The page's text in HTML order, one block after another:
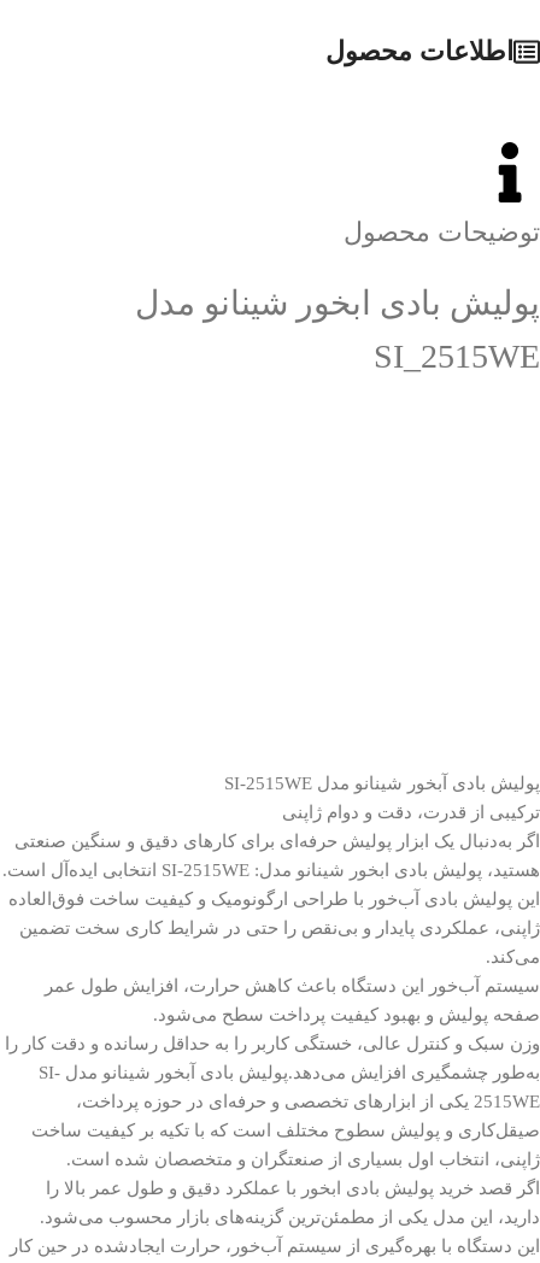
توضیحات محصول
پولیش بادی ابخور شینانو مدل
SI_2515WE
پولیش بادی آبخور شینانو مدل SI-2515WE
ترکیبی از قدرت، دقت و دوام ژاپنی
اگر به‌دنبال یک ابزار پولیش حرفه‌ای برای کارهای دقیق و سنگین صنعتی
هستید، پولیش بادی ابخور شینانو مدل: SI-2515WE انتخابی ایده‌آل است.
این پولیش بادی آب‌خور با طراحی ارگونومیک و کیفیت ساخت فوق‌العاده
ژاپنی، عملکردی پایدار و بی‌نقص را حتی در شرایط کاری سخت تضمین
می‌کند.
سیستم آب‌خور این دستگاه باعث کاهش حرارت، افزایش طول عمر
صفحه پولیش و بهبود کیفیت پرداخت سطح می‌شود.
وزن سبک و کنترل عالی، خستگی کاربر را به حداقل رسانده و دقت کار را
به‌طور چشمگیری افزایش می‌دهد.پولیش بادی آبخور شینانو مدل SI-
2515WE یکی از ابزارهای تخصصی و حرفه‌ای در حوزه پرداخت،
صیقل‌کاری و پولیش سطوح مختلف است که با تکیه بر کیفیت ساخت
ژاپنی، انتخاب اول بسیاری از صنعتگران و متخصصان شده است.
اگر قصد خرید پولیش بادی ابخور با عملکرد دقیق و طول عمر بالا را
دارید، این مدل یکی از مطمئن‌ترین گزینه‌های بازار محسوب می‌شود.
این دستگاه با بهره‌گیری از سیستم آب‌خور، حرارت ایجادشده در حین کار
اطلاعات محصول